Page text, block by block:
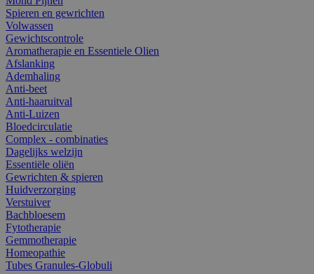
Spieren en gewrichten
Volwassen
Gewichtscontrole
Aromatherapie en Essentiele Olien
Afslanking
Ademhaling
Anti-beet
Anti-haaruitval
Anti-Luizen
Bloedcirculatie
Complex - combinaties
Dagelijks welzijn
Essentiële oliën
Gewrichten & spieren
Huidverzorging
Verstuiver
Bachbloesem
Fytotherapie
Gemmotherapie
Homeopathie
Tubes Granules-Globuli